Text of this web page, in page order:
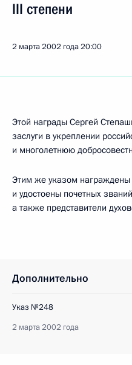
III степени
2 марта 2002 года20:00
Этой награды Сергей
заслуги в укреплении
и многолетнюю
Этим же указом
и удостоены почетных
а также представители
Дополнительно
Указ №248
2 марта 2002 года